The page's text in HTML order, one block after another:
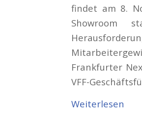
findet am 8.
Showroom
Frankfurter
VFF-
Weiterlesen